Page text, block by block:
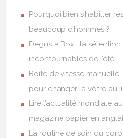
Pourquoi bien s’habiller
beaucoup d’hommes ?
Degusta Box : la sélection
incontournables de l’été
Boîte de vitesse
pour changer la vôtre au
Lire l’actualité mondiale
magazine papier en
La routine de soin du